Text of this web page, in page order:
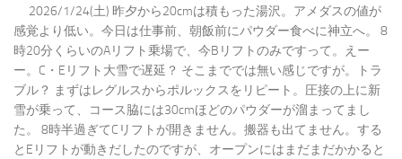
2026/1/24(土) 昨夕から20cmは積もった湯沢。アメダスの値が
感覚より低い。今日は仕事前、朝飯前にパウダー食べに神立へ。 8
時20分くらいのAリフト乗場で、今Bリフトのみですって。えー
ー。C・Eリフト大雪で遅延？ そこまででは無い感じですが。トラ
ブル？ まずはレグルスからポルックスをリピート。圧接の上に新
雪が乗って、コース脇には30cmほどのパウダーが溜まってまし
た。 8時半過ぎてCリフトが開きません。搬器も出てません。する
とEリフトが動きだしたのですが、オープンにはまだまだかかると